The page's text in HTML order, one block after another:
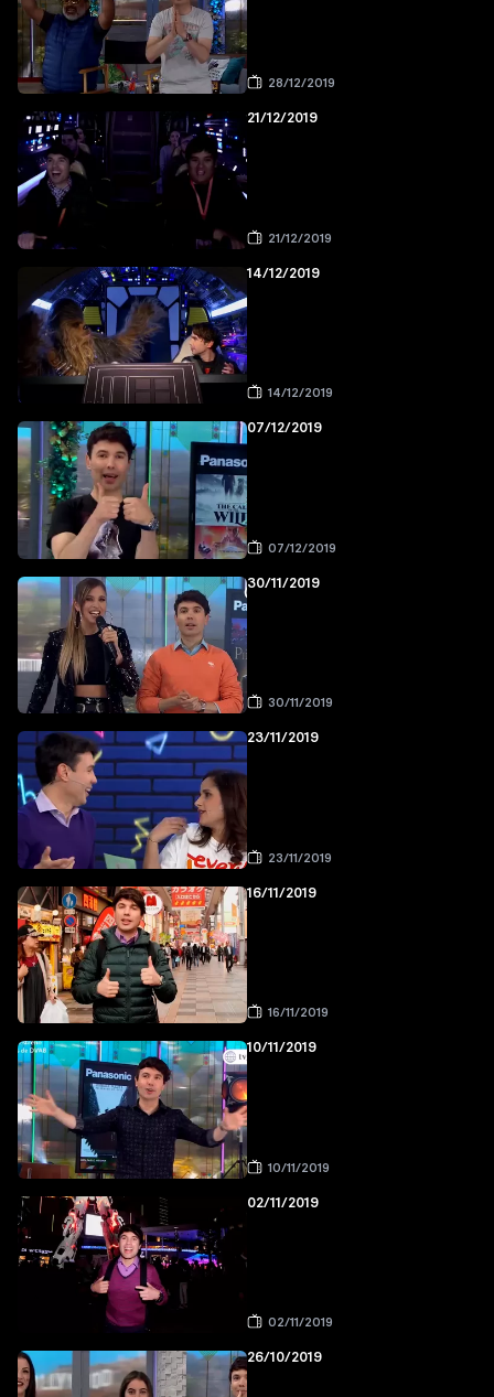
28/12/2019
21/12/2019
21/12/2019
14/12/2019
14/12/2019
07/12/2019
07/12/2019
30/11/2019
30/11/2019
23/11/2019
23/11/2019
16/11/2019
16/11/2019
10/11/2019
10/11/2019
02/11/2019
02/11/2019
26/10/2019